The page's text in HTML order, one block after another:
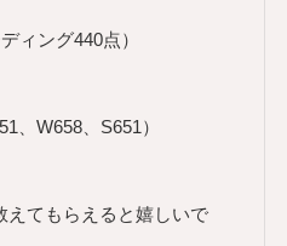
ィング440点）
、W658、S651）
えてもらえると嬉しいで